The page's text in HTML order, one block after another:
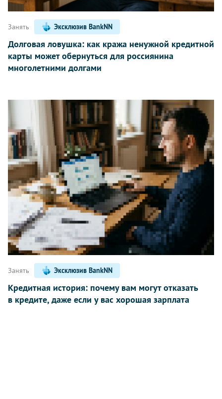
Занять Эксклюзив BankNN
Долговая ловушка: как кража ненужной кредитной
карты может обернуться для россиянина
многолетними долгами
Занять Эксклюзив BankNN
Кредитная история: почему вам могут отказать
в кредите, даже если у вас хорошая зарплата